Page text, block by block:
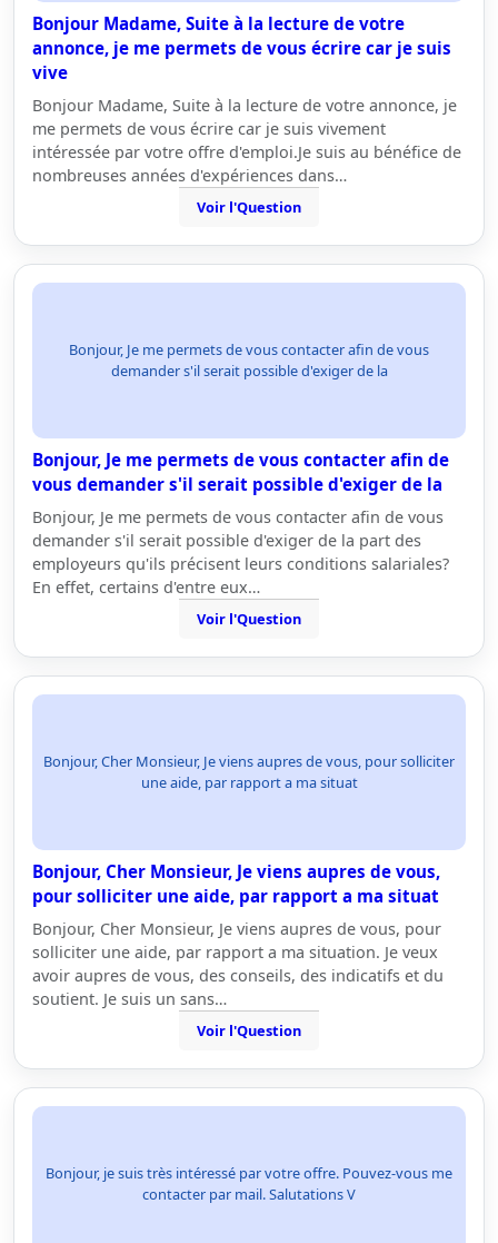
Bonjour Madame, Suite à la lecture de votre
annonce, je me permets de vous écrire car je suis
vive
Bonjour Madame, Suite à la lecture de votre annonce, je
me permets de vous écrire car je suis vivement
intéressée par votre offre d'emploi.Je suis au bénéfice de
nombreuses années d'expériences dans…
Voir l'Question
Bonjour, Je me permets de vous contacter afin de vous
demander s'il serait possible d'exiger de la
Bonjour, Je me permets de vous contacter afin de
vous demander s'il serait possible d'exiger de la
Bonjour, Je me permets de vous contacter afin de vous
demander s'il serait possible d'exiger de la part des
employeurs qu'ils précisent leurs conditions salariales?
En effet, certains d'entre eux…
Voir l'Question
Bonjour, Cher Monsieur, Je viens aupres de vous, pour solliciter
une aide, par rapport a ma situat
Bonjour, Cher Monsieur, Je viens aupres de vous,
pour solliciter une aide, par rapport a ma situat
Bonjour, Cher Monsieur, Je viens aupres de vous, pour
solliciter une aide, par rapport a ma situation. Je veux
avoir aupres de vous, des conseils, des indicatifs et du
soutient. Je suis un sans…
Voir l'Question
Bonjour, je suis très intéressé par votre offre. Pouvez-vous me
contacter par mail. Salutations V